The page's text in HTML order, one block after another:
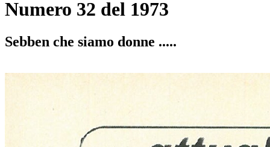
Numero 32 del 1973
Sebben che siamo donne .....